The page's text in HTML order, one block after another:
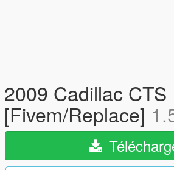
2009 Cadillac CTS
[Fivem/Replace]